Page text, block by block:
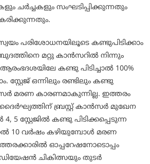
ചര്‍ച്ചകളും സംഘടിപ്പിക്കുന്നതും
പരിശോധനയിലൂടെ കണ്ടുപിടിക്കാം
മറ്റു കാന്‍സറില്‍ നിന്നും
കണ്ടു പിടിച്ചാല്‍ 100%
സ്റ്റേജ് ഒന്നിലും രണ്ടിലും കണ്ടു
മരണ കാരണമാകുന്നില്ല. ഇത്തരം
ബ്രസ്റ്റ് കാന്‍സര്‍ മുഖേന
4, 5 സ്റ്റേജില്‍ കണ്ടു പിടിക്കപ്പെടുന്ന
10 വര്‍ഷം കഴിയുമ്പോള്‍ മരണ
ഓപ്പറേഷനോടൊപ്പം
ചികിത്സയും തുടര്‍